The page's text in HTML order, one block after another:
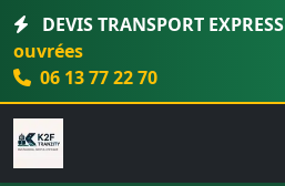
DEVIS TRANSPORT EXPRESS
ouvrées
06 13 77 22 70